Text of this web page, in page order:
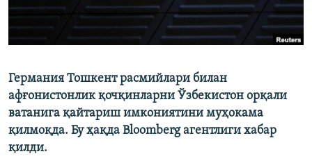
Германия Тошкент расмийлари билан
афғонистонлик қочқинларни Ўзбекистон орқали
ватанига қайтариш имкониятини муҳокама
қилмоқда. Бу ҳақда Bloomberg агентлиги хабар
қилди.